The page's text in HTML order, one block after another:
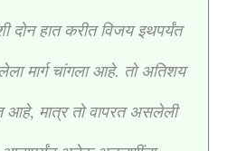
दोन हात करीत विजय इथपर्यंत
मार्ग चांगला आहे. तो अतिशय
आहे, मात्र तो वापरत असलेली